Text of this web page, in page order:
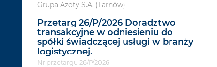
Grupa Azoty S.A. (Tarnów)
Przetarg 26/P/2026 Doradztwo
transakcyjne w odniesieniu do
spółki świadczącej usługi w branży
logistycznej.
Nr przetargu 26/P/2026